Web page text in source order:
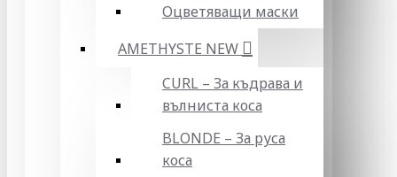
Оцветяващи маски
AMETHYSTE NEW
CURL – За къдрава и
вълниста коса
BLONDE – За руса
коса